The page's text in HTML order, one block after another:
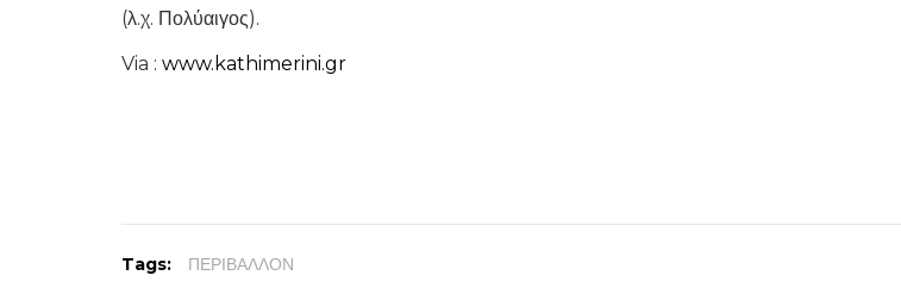
(λ.χ. Πολύαιγος).
Via : www.kathimerini.gr
Tags: ΠΕΡΙΒΑΛΛΟΝ